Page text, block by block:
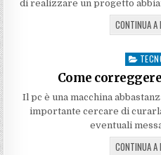
di realizzare un progetto
CONTINUA A
Posted
in
Come
Il pc è una macchina
importante cercare di
eventuali
CONTINUA A